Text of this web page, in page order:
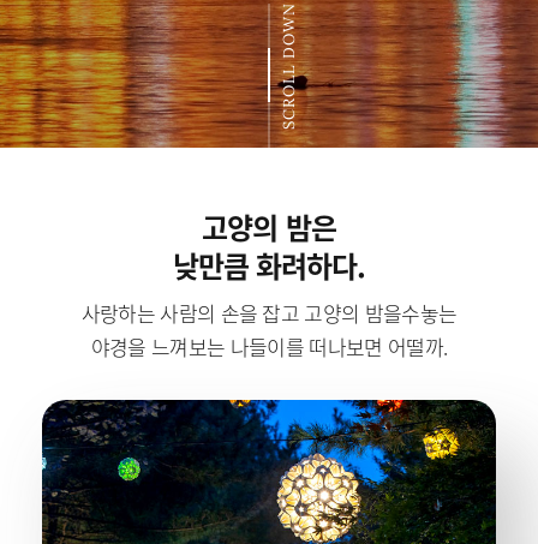
SCROLL DOWN
고양의 밤은
낮만큼 화려하다.
사랑하는 사람의 손을 잡고 고양의 밤을수놓는
야경을 느껴보는 나들이를 떠나보면 어떨까.